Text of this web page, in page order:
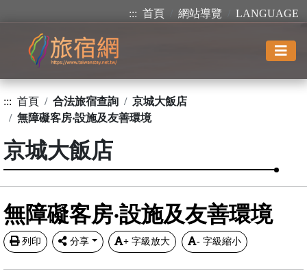
::: 首頁 網站導覽 LANGUAGE
::: 首頁 合法旅宿查詢
京城大飯店
無障礙客房‧設施及友善環境
京城大飯店
無障礙客房‧設施及友善環境
列印 分享 + 字級放大 - 字級縮小